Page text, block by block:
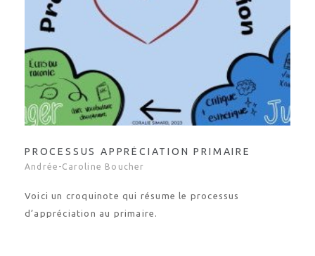
PROCESSUS APPRÉCIATION PRIMAIRE
Andrée-Caroline Boucher
Voici un croquinote qui résume le processus
d’appréciation au primaire.